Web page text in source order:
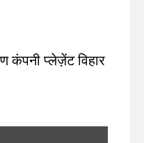
कंपनी प्लेज़ेंट विहार